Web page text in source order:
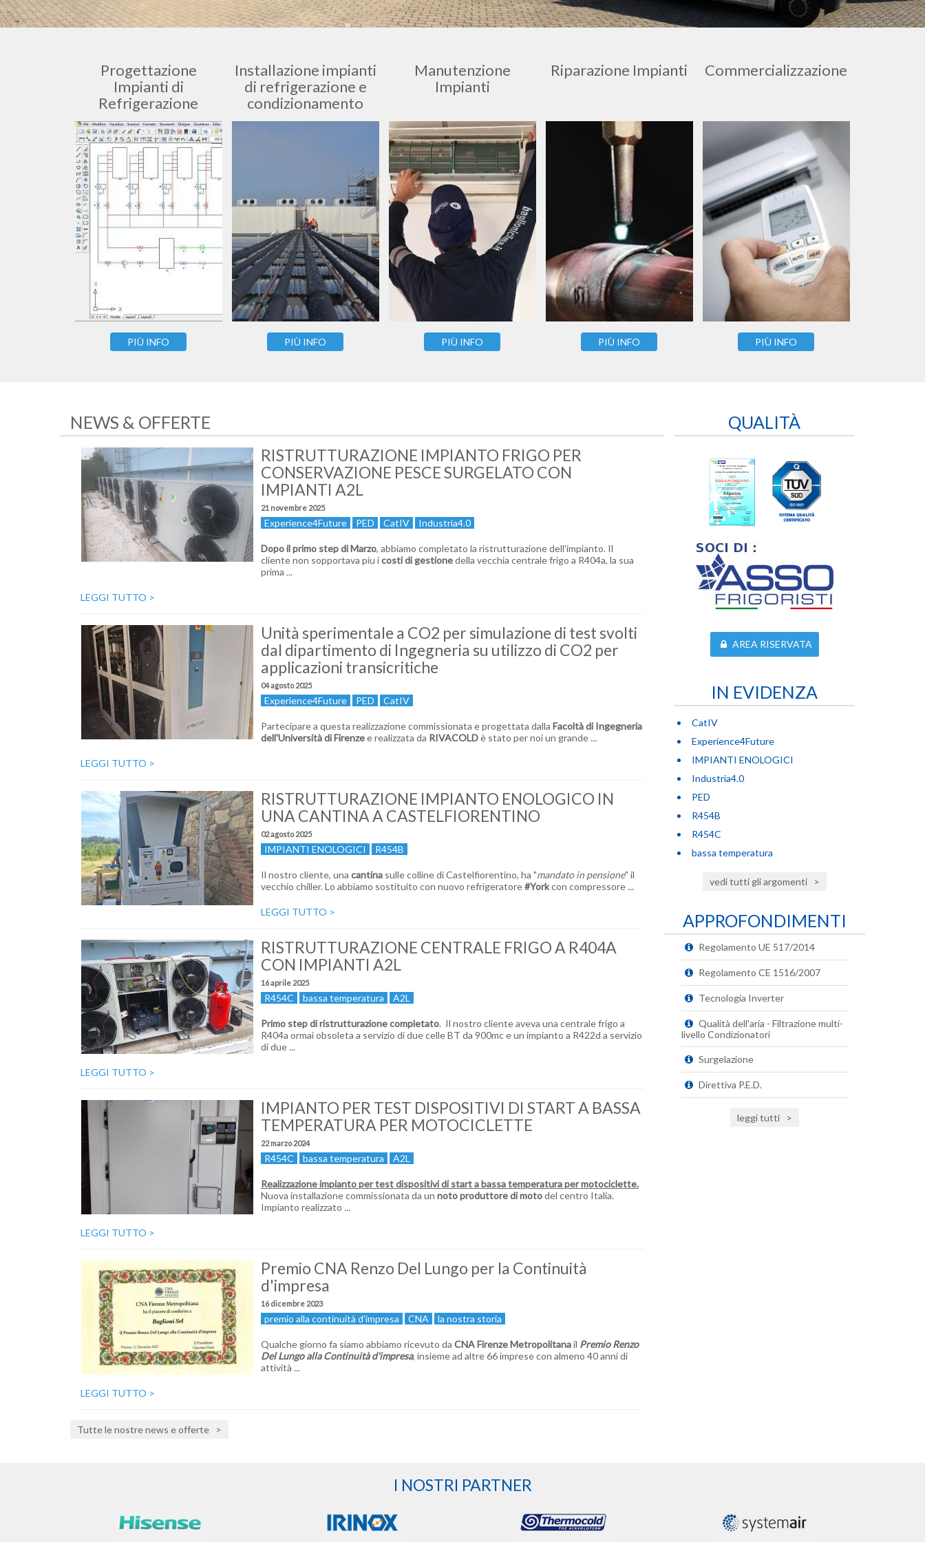
Progettazione
Impianti di
Refrigerazione
PIÙ INFO
Installazione impianti
di refrigerazione e
condizionamento
PIÙ INFO
Manutenzione
Impianti
PIÙ INFO
Riparazione Impianti
PIÙ INFO
Commercializzazione
PIÙ INFO
NEWS & OFFERTE
RISTRUTTURAZIONE IMPIANTO FRIGO PER
CONSERVAZIONE PESCE SURGELATO CON
IMPIANTI A2L
21 novembre 2025
Experience4Future PED CatIV Industria4.0
Dopo il primo step di Marzo, abbiamo completato la ristrutturazione dell'impianto. Il
cliente non sopportava piu icosti di gestionedella vecchia centrale frigo a R404a, la sua
prima ...
LEGGI TUTTO >
Unità sperimentale a CO2 per simulazione di test svolti
dal dipartimento di Ingegneria su utilizzo di CO2 per
applicazioni transicritiche
04 agosto 2025
Experience4Future PED CatIV
Partecipare a questa realizzazione commissionata e progettata dalla Facoltà di Ingegneria
dell'Università di Firenzee realizzata da RIVACOLDè stato per noi un grande ...
LEGGI TUTTO >
RISTRUTTURAZIONE IMPIANTO ENOLOGICO IN
UNA CANTINA A CASTELFIORENTINO
02 agosto 2025
IMPIANTI ENOLOGICI R454B
Il nostro cliente, una cantina sulle colline di Castelfiorentino, ha "mandato in pensione" il
vecchio chiller. Lo abbiamo sostituito con nuovo refrigeratore#Yorkcon compressore ...
LEGGI TUTTO >
RISTRUTTURAZIONE CENTRALE FRIGO A R404A
CON IMPIANTI A2L
16 aprile 2025
R454C bassa temperatura A2L
Primo step di ristrutturazione completato. Il nostro cliente aveva una centrale frigo a
R404a ormai obsoleta a servizio di due celle BT da 900mc e un impianto a R422d a servizio
di due ...
LEGGI TUTTO >
IMPIANTO PER TEST DISPOSITIVI DI START A BASSA
TEMPERATURA PER MOTOCICLETTE
22 marzo 2024
R454C bassa temperatura A2L
Realizzazione impianto per test dispositivi di start a bassa temperatura per motociclette.
Nuova installazione commissionata da un noto produttore di motodel centro Italia.
Impianto realizzato ...
LEGGI TUTTO >
Premio CNA Renzo Del Lungo per la Continuità
d'impresa
16 dicembre 2023
premio alla continuità d'impresa CNA la nostra storia
Qualche giorno fa siamo abbiamo ricevuto da CNA Firenze Metropolitanail Premio Renzo
Del Lungo alla Continuità d'impresa, insieme ad altre 66 imprese con almeno 40 anni di
attività ...
LEGGI TUTTO >
Tutte le nostre news e offerte >
QUALITÀ
AREA RISERVATA
IN EVIDENZA
CatIV
Experience4Future
IMPIANTI ENOLOGICI
Industria4.0
PED
R454B
R454C
bassa temperatura
vedi tutti gli argomenti >
APPROFONDIMENTI
Regolamento UE 517/2014
Regolamento CE 1516/2007
Tecnologia Inverter
Qualità dell'aria - Filtrazione multi-
livello Condizionatori
Surgelazione
Direttiva P.E.D.
leggi tutti >
I NOSTRI PARTNER